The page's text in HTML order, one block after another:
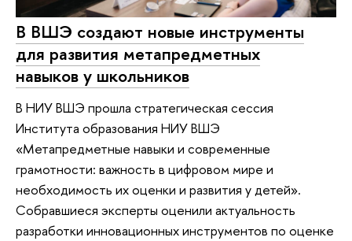
В ВШЭ создают новые инструменты
для развития метапредметных
навыков у школьников
В НИУ ВШЭ прошла стратегическая сессия
Института образования НИУ ВШЭ
«Метапредметные навыки и современные
грамотности: важность в цифровом мире и
необходимость их оценки и развития у детей».
Собравшиеся эксперты оценили актуальность
разработки инновационных инструментов по оценке